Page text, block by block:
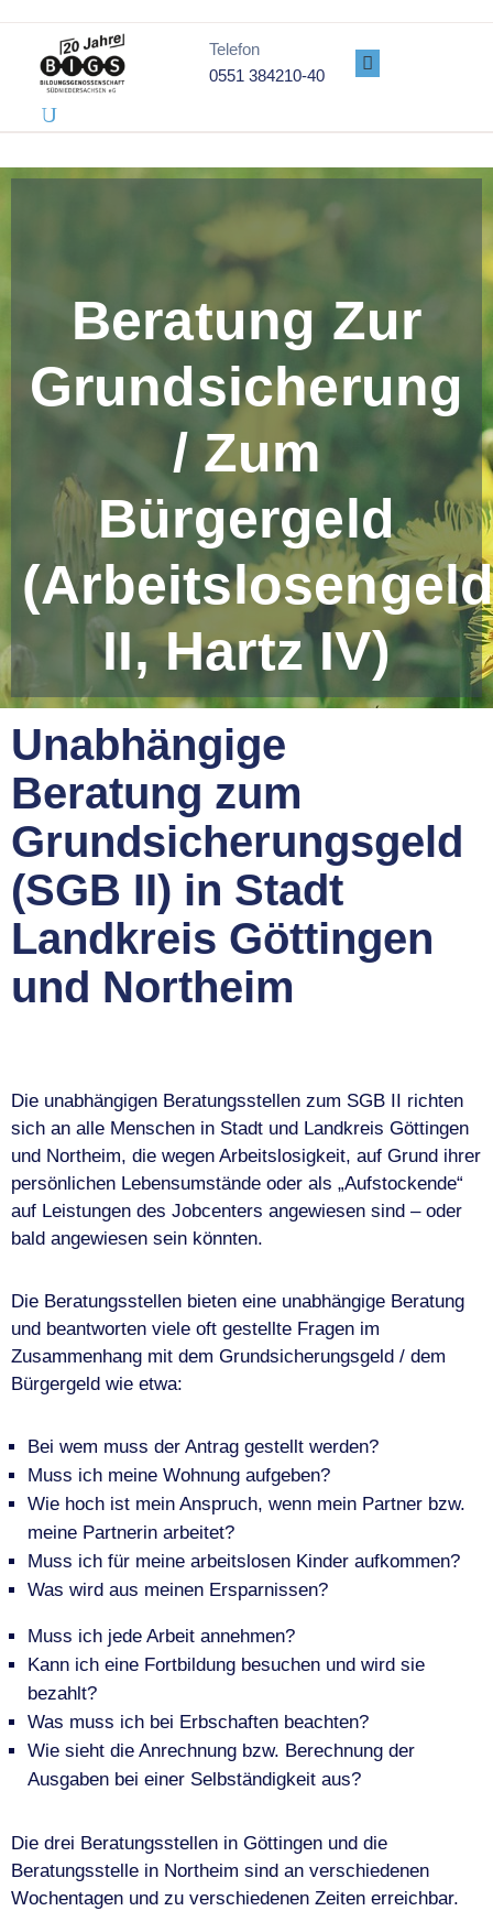
Telefon
0551 384210-40
PROJEKTE
ÜBER
GENOSSENSCHAFT
Beratung Zur
Grundsicherung
/ Zum
Bürgergeld
II, Hartz IV)
Unabhängige
Beratung zum
Grundsicherungsgeld
(SGB II) in Stadt
Landkreis Göttingen
und Northeim
Die unabhängigen Beratungsstellen zum SGB II richten
sich an alle Menschen in Stadt und Landkreis Göttingen
und Northeim, die wegen Arbeitslosigkeit, auf Grund ihrer
persönlichen Lebensumstände oder als „Aufstockende“
auf Leistungen des Jobcenters angewiesen sind – oder
bald angewiesen sein könnten.
Die Beratungsstellen bieten eine unabhängige Beratung
und beantworten viele oft gestellte Fragen im
Zusammenhang mit dem Grundsicherungsgeld / dem
Bürgergeld wie etwa:
Bei wem muss der Antrag gestellt werden?
Muss ich meine Wohnung aufgeben?
Wie hoch ist mein Anspruch, wenn mein Partner bzw.
meine Partnerin arbeitet?
Muss ich für meine arbeitslosen Kinder aufkommen?
Was wird aus meinen Ersparnissen?
Muss ich jede Arbeit annehmen?
Kann ich eine Fortbildung besuchen und wird sie
bezahlt?
Was muss ich bei Erbschaften beachten?
Wie sieht die Anrechnung bzw. Berechnung der
Ausgaben bei einer Selbständigkeit aus?
Die drei Beratungsstellen in Göttingen und die
Beratungsstelle in Northeim sind an verschiedenen
Wochentagen und zu verschiedenen Zeiten erreichbar.